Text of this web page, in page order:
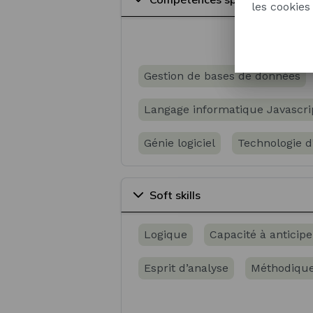
Évaluation de risques sécurité
Gestion de bases de données
Langage informatique
Génie logiciel Technologie
Analyse d'incidents
Soft skills
Logique Capacité à
Esprit d’analyse
les